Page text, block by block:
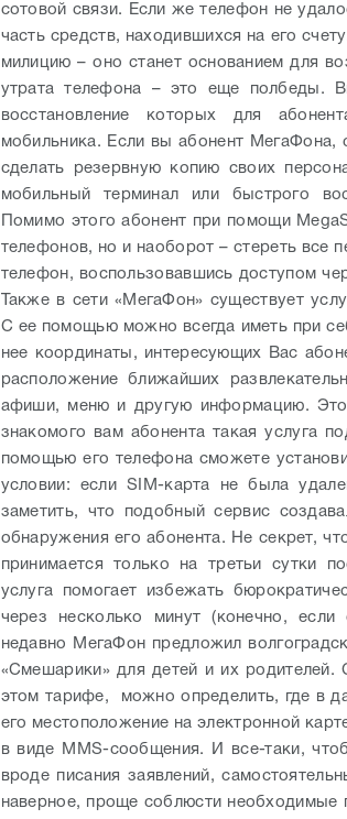
сотовой связи. Если же телефон не
часть средств, находившихся на его
милицию – оно станет основанием для
утрата телефона – это еще полбеды.
восстановление которых для
мобильника. Если вы абонент
сделать резервную копию своих
мобильный терминал или быстрого
Помимо этого абонент при помощи
телефонов, но и наоборот – стереть все
телефон, воспользовавшись доступом
Также в сети «МегаФон» существует
С ее помощью можно всегда иметь при
нее координаты, интересующих Вас
расположение ближайших
афиши, меню и другую информацию. Это
знакомого вам абонента такая услуга
помощью его телефона сможете
условии: если SIM-карта не была
заметить, что подобный сервис
обнаружения его абонента. Не секрет,
принимается только на третьи сутки
услуга помогает избежать
через несколько минут (конечно,
недавно МегаФон предложил
«Смешарики» для детей и их
этом тарифе, можно определить, где в
его местоположение на электронной
в виде ММS-сообщения.
И все-таки,
вроде писания заявлений,
наверное, проще соблюсти необходимые